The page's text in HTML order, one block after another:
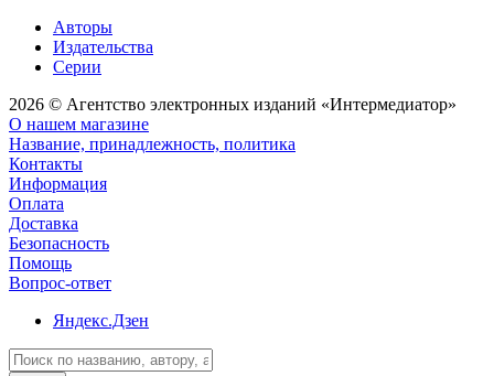
Авторы
Издательства
Серии
2026 © Агентство электронных изданий «Интермедиатор»
О нашем магазине
Название, принадлежность, политика
Контакты
Информация
Оплата
Доставка
Безопасность
Помощь
Вопрос-ответ
Яндекс.Дзен